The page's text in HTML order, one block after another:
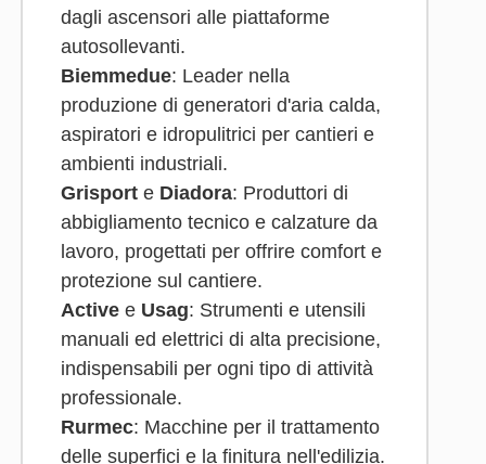
dagli ascensori alle piattaforme
autosollevanti.
Biemmedue: Leader nella
produzione di generatori d'aria calda,
aspiratori e idropulitrici per cantieri e
ambienti industriali.
Grisporte Diadora: Produttori di
abbigliamento tecnico e calzature da
lavoro, progettati per offrire comfort e
protezione sul cantiere.
Activee Usag: Strumenti e utensili
manuali ed elettrici di alta precisione,
indispensabili per ogni tipo di attività
professionale.
Rurmec: Macchine per il trattamento
delle superfici e la finitura nell'edilizia.